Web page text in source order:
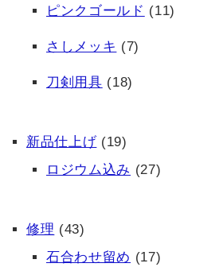
ピンクゴールド (11)
さしメッキ (7)
刀剣用具 (18)
新品仕上げ (19)
ロジウム込み (27)
修理 (43)
石合わせ留め (17)